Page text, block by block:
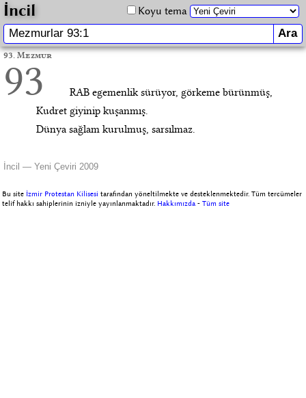
İncil Koyu tema
93. Mezmur
93
RAB egemenlik sürüyor, görkeme bürünmüş,
Kudret giyinip kuşanmış.
Dünya sağlam kurulmuş, sarsılmaz.
İncil — Yeni Çeviri 2009
Bu site İzmir Protestan Kilisesi tarafından yöneltilmekte ve desteklenmektedir. Tüm tercümeler
telif hakkı sahiplerinin izniyle yayınlanmaktadır. Hakkımızda -Tüm site